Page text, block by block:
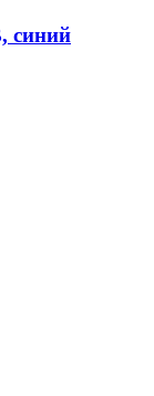
синий